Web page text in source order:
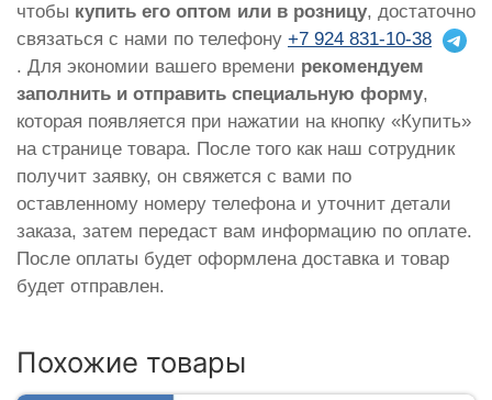
чтобы купить его оптом или в розницу, достаточно
связаться с нами по телефону +7 924 831-10-38
. Для экономии вашего времени рекомендуем
заполнить и отправить специальную форму,
которая появляется при нажатии на кнопку «Купить»
на странице товара. После того как наш сотрудник
получит заявку, он свяжется с вами по
оставленному номеру телефона и уточнит детали
заказа, затем передаст вам информацию по оплате.
После оплаты будет оформлена доставка и товар
будет отправлен.
Похожие товары